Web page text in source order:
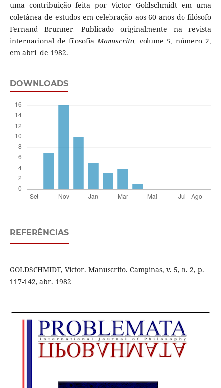
uma contribuição feita por Victor Goldschmidt em uma
coletânea de estudos em celebração aos 60 anos do filósofo
Fernand Brunner. Publicado originalmente na revista
internacional de filosofia Manuscrito, volume 5, número 2,
em abril de 1982.
DOWNLOADS
REFERÊNCIAS
GOLDSCHMIDT, Victor. Manuscrito. Campinas, v. 5, n. 2, p.
117-142, abr. 1982